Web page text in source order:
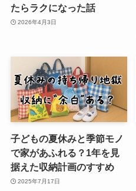
たらラクになった話
2026年4月3日
子どもの夏休みと季節モノ
で家があふれる？1年を見
据えた収納計画のすすめ
2025年7月17日